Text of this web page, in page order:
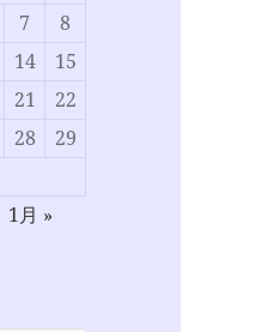
7
8
14
15
21
22
28
29
1月 »